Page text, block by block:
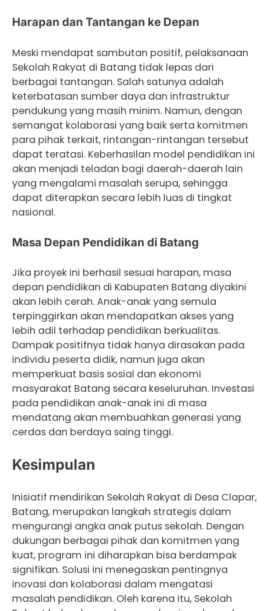
Harapan dan Tantangan ke Depan
Meski mendapat sambutan positif, pelaksanaan
Sekolah Rakyat di Batang tidak lepas dari
berbagai tantangan. Salah satunya adalah
keterbatasan sumber daya dan infrastruktur
pendukung yang masih minim. Namun, dengan
semangat kolaborasi yang baik serta komitmen
para pihak terkait, rintangan-rintangan tersebut
dapat teratasi. Keberhasilan model pendidikan ini
akan menjadi teladan bagi daerah-daerah lain
yang mengalami masalah serupa, sehingga
dapat diterapkan secara lebih luas di tingkat
nasional.
Masa Depan Pendidikan di Batang
Jika proyek ini berhasil sesuai harapan, masa
depan pendidikan di Kabupaten Batang diyakini
akan lebih cerah. Anak-anak yang semula
terpinggirkan akan mendapatkan akses yang
lebih adil terhadap pendidikan berkualitas.
Dampak positifnya tidak hanya dirasakan pada
individu peserta didik, namun juga akan
memperkuat basis sosial dan ekonomi
masyarakat Batang secara keseluruhan. Investasi
pada pendidikan anak-anak ini di masa
mendatang akan membuahkan generasi yang
cerdas dan berdaya saing tinggi.
Kesimpulan
Inisiatif mendirikan Sekolah Rakyat di Desa Clapar,
Batang, merupakan langkah strategis dalam
mengurangi angka anak putus sekolah. Dengan
dukungan berbagai pihak dan komitmen yang
kuat, program ini diharapkan bisa berdampak
signifikan. Solusi ini menegaskan pentingnya
inovasi dan kolaborasi dalam mengatasi
masalah pendidikan. Oleh karena itu, Sekolah